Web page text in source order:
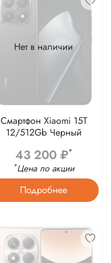
Нет в наличии
Смартфон Xiaomi 15T
12/512Gb Черный
43 200 ₽*
*Цена по акции
Подробнее